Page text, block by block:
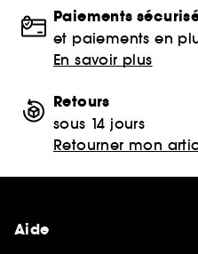
Paiements
et paiements en
En savoir plus
Retours
sous 14 jours
Retourner mon
Aide